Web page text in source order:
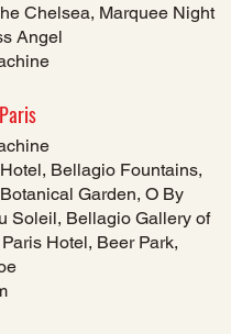
Chelsea, Marquee Night
Angel
Bellagio Fountains,
Garden, O By
Soleil, Bellagio Gallery of
Hotel, Beer Park,